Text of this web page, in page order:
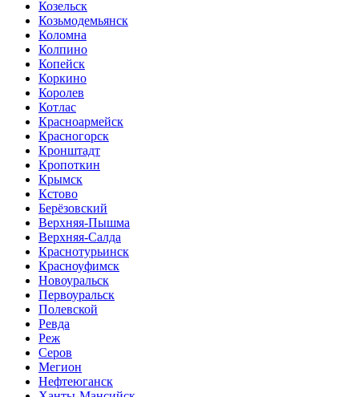
Козельск
Козьмодемьянск
Коломна
Колпино
Копейск
Коркино
Королев
Котлас
Красноармейск
Красногорск
Кронштадт
Кропоткин
Крымск
Кстово
Берёзовский
Верхняя-Пышма
Верхняя-Салда
Краснотурьинск
Красноуфимск
Новоуральск
Первоуральск
Полевской
Ревда
Реж
Серов
Мегион
Нефтеюганск